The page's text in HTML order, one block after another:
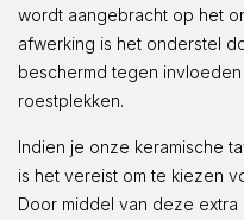
wordt aangebracht op het
afwerking is het onderstel
beschermd tegen
roestplekken.
Indien je onze keramische
is het vereist om te kiezen
Door middel van deze